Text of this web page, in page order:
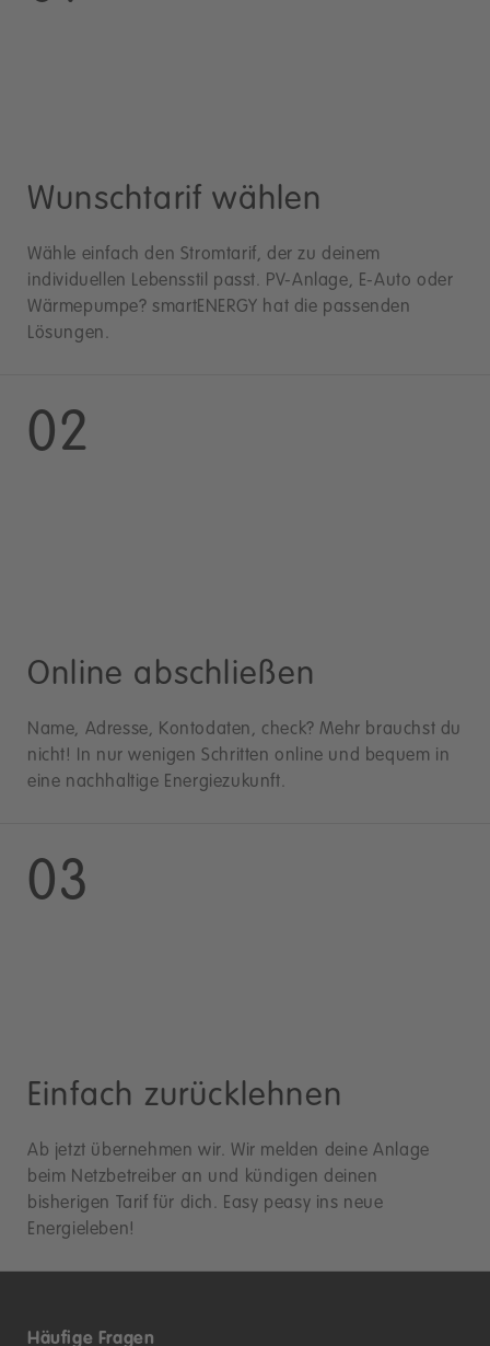
Wunschtarif wählen
Wähle einfach den Stromtarif, der zu deinem
individuellen Lebensstil passt. PV-Anlage, E-Auto oder
Wärmepumpe? smartENERGY hat die passenden
Lösungen.
02
Online abschließen
Name, Adresse, Kontodaten, check? Mehr brauchst du
nicht! In nur wenigen Schritten online und bequem in
eine nachhaltige Energiezukunft.
03
Einfach zurücklehnen
Ab jetzt übernehmen wir. Wir melden deine Anlage
beim Netzbetreiber an und kündigen deinen
bisherigen Tarif für dich. Easy peasy ins neue
Energieleben!
Häufige Fragen